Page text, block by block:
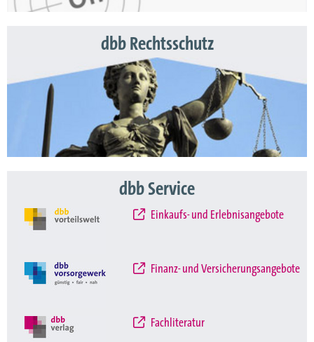
dbb Rechtsschutz
dbb Service
Einkaufs- und Erlebnisangebote
Finanz- und Versicherungsangebote
Fachliteratur